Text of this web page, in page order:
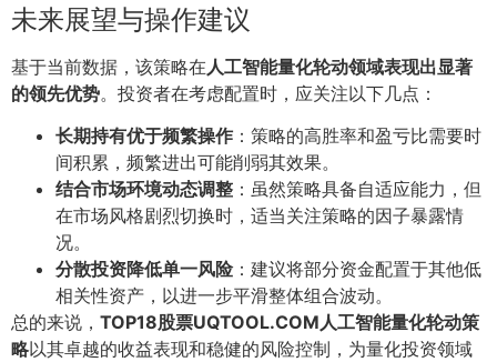
未来展望与操作建议
基于当前数据，该策略在 人工智能量化轮动领域表现出显著
的领先优势。投资者在考虑配置时，应关注以下几点：
长期持有优于频繁操作 ：策略的高胜率和盈亏比需要时
间积累，频繁进出可能削弱其效果。
结合市场环境动态调整 ：虽然策略具备自适应能力，但
在市场风格剧烈切换时，适当关注策略的因子暴露情
况。
分散投资降低单一风险：建议将部分资金配置于其他低
相关性资产，以进一步平滑整体组合波动。
总的来说， TOP18股票UQTOOL.COM人工智能量化轮动策
略以其卓越的收益表现和稳健的风险控制，为量化投资领域